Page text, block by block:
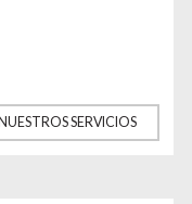
SERVICIOS